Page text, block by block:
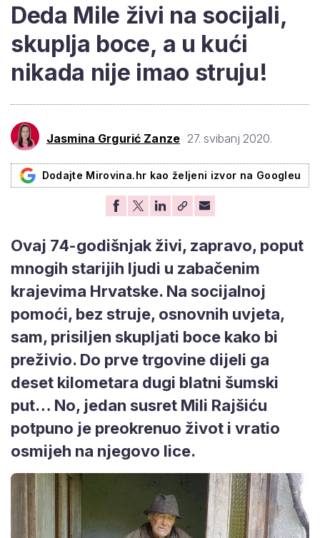
Deda Mile živi na socijali,
skuplja boce, a u kući
nikada nije imao struju!
Jasmina Grgurić Zanze 27. svibanj 2020.
Dodajte Mirovina.hr kao željeni izvor na Googleu
Ovaj 74-godišnjak živi, zapravo, poput
mnogih starijih ljudi u zabačenim
krajevima Hrvatske. Na socijalnoj
pomoći, bez struje, osnovnih uvjeta,
sam, prisiljen skupljati boce kako bi
preživio. Do prve trgovine dijeli ga
deset kilometara dugi blatni šumski
put… No, jedan susret Mili Rajšiću
potpuno je preokrenuo život i vratio
osmijeh na njegovo lice.